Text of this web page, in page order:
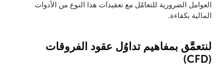
العوامل الضرورية للتعامُل مع تعقيدات هذا النوع من الأدوات
المالية بكفاءة.
لنتعمَّق بمفاهيم تداوُل عقود الفروقات
(CFD)